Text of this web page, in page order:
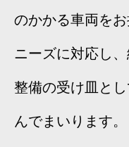
のかかる車両を
ニーズに対応し
整備の受け皿と
んでまいります。